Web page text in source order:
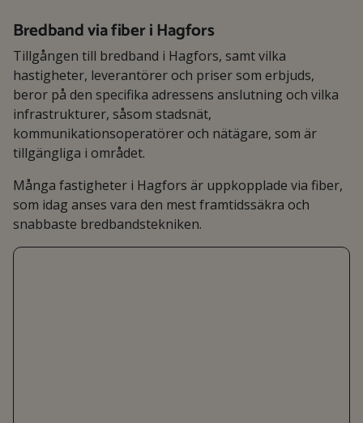
Bredband via fiber i Hagfors
Tillgången till bredband i Hagfors, samt vilka
hastigheter, leverantörer och priser som erbjuds,
beror på den specifika adressens anslutning och vilka
infrastrukturer, såsom stadsnät,
kommunikationsoperatörer och nätägare, som är
tillgängliga i området.
Många fastigheter i Hagfors är uppkopplade via fiber,
som idag anses vara den mest framtidssäkra och
snabbaste bredbandstekniken.